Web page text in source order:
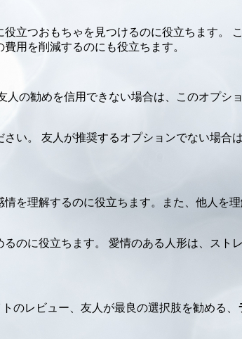
立つおもちゃを見つけるのに役立ちます。
用を削減するのにも役立ちます。
の勧めを信用できない場合は、このオプシ
い。 友人が推奨するオプションでない場合
を理解するのに役立ちます。また、他人を
のに役立ちます。 愛情のある人形は、スト
のレビュー、友人が最良の選択肢を勧める、